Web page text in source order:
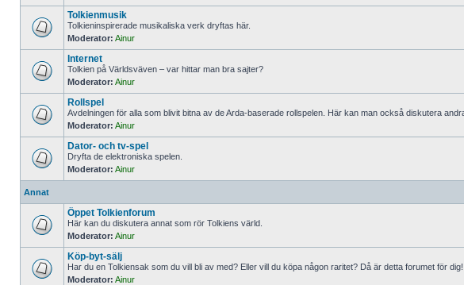
Tolkienmusik
Tolkieninspirerade musikaliska verk dryftas här.
Moderator: Ainur
Internet
Tolkien på Världsväven – var hittar man bra sajter?
Moderator: Ainur
Rollspel
Avdelningen för alla som blivit bitna av de Arda-baserade rollspelen. Här kan man också diskutera
Moderator: Ainur
Dator- och tv-spel
Dryfta de elektroniska spelen.
Moderator: Ainur
Annat
Öppet Tolkienforum
Här kan du diskutera annat som rör Tolkiens värld.
Moderator: Ainur
Köp-byt-sälj
Har du en Tolkiensak som du vill bli av med? Eller vill du köpa någon raritet? Då är detta forumet för dig!
Moderator: Ainur